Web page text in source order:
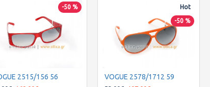
Hot
-50 %
2515/156 56
Hot
-50 %
VOGUE 2578/1712 59